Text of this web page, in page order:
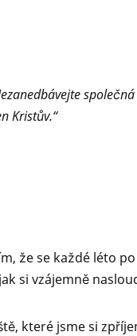
Kristův.“
že se každé léto
si vzájemně
které jsme si